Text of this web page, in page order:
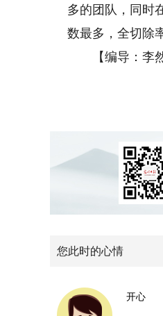
多的团队，同时
数最多，全切除
【编导：李然/
您此时的心情
开心